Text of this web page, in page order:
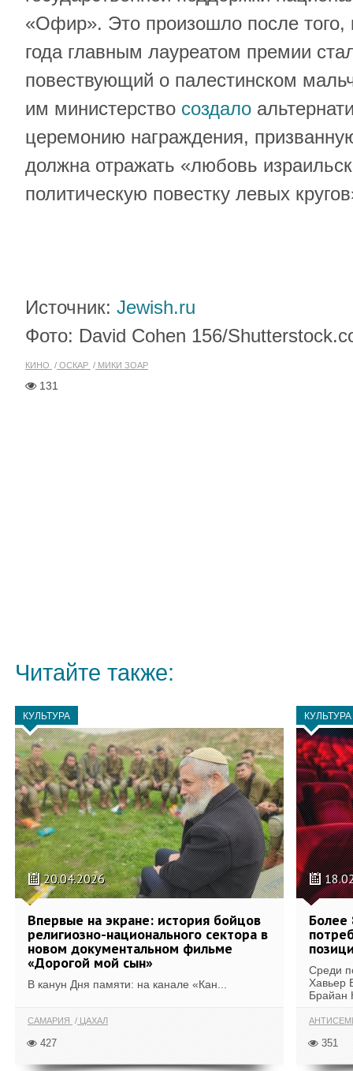
«Офир». Это произошло после того,
года главным лауреатом премии
повествующий о палестинском
им министерство создало
церемонию награждения,
должна отражать «любовь
политическую повестку левых
Источник: Jewish.ru
Фото: David Cohen 156/
КИНО ОСКАР МИКИ ЗОАР
131
Читайте также:
КУЛЬТУРА
20.04.2026
Впервые на экране: история бойцов
религиозно-национального сектора в
новом документальном фильме
«Дорогой мой сын»
В канун Дня памяти: на канале «Кан...
САМАРИЯ ЦАХАЛ
427
КУЛЬТУРА
Более
Среди
Хавьер
Брайан
351